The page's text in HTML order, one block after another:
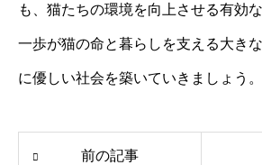
も、猫たちの環境を向上させる有効
一歩が猫の命と暮らしを支える大き
に優しい社会を築いていきましょう。
前の記事